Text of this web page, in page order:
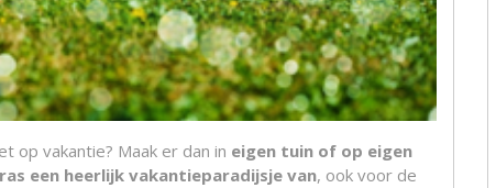
op vakantie? Maak er dan in eigen tuin of op eigen
een heerlijk vakantieparadijsje van, ook voor de